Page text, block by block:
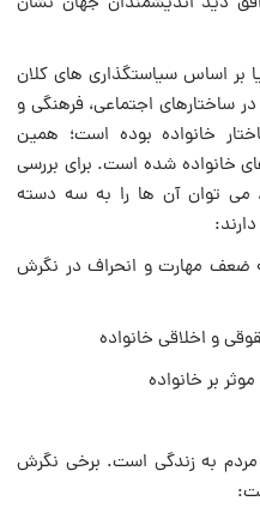
بر اساس سیاستگذاری های کلان
در ساختارهای اجتماعی، فرهنگی و
خانواده بوده است؛ همین
خانواده شده است. برای بررسی
می توان آن ها را به سه دسته
ضعف مهارت و انحراف در نگرش
و اخلاقی خانواده
بر خانواده
مردم به زندگی است. برخی نگرش